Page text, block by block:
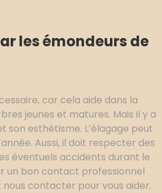
les émondeurs de
car cela aide dans la
jeunes et matures. Mais il y a
son esthétisme. L’élagage peut
Aussi, il doit respecter des
éventuels accidents durant le
un bon contact professionnel
contacter pour vous aider.